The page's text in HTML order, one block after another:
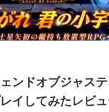
ェンドオブジャス
イしてみたレビ